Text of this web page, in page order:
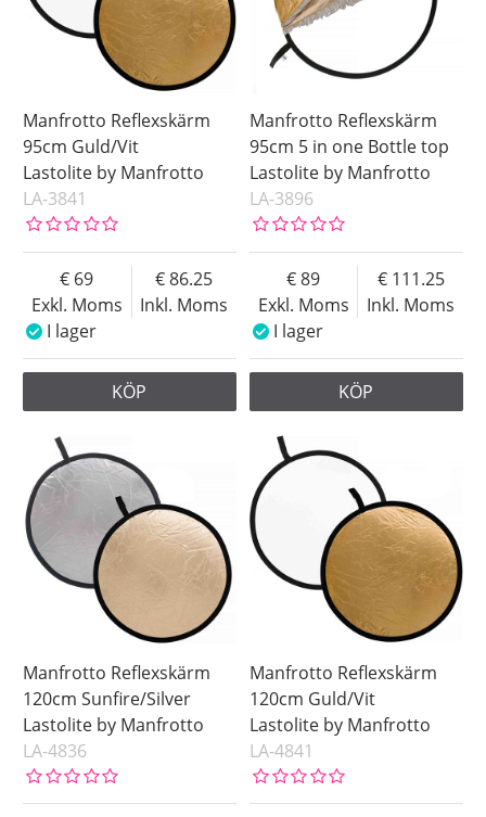
Manfrotto Reflexskärm
95cm Guld/Vit
Lastolite by Manfrotto
LA-3841
Exkl. Moms
69
Inkl. Moms
86.25
I lager
KÖP
Manfrotto Reflexskärm
95cm 5 in one Bottle top
Lastolite by Manfrotto
LA-3896
Exkl. Moms
89
Inkl. Moms
111.25
I lager
KÖP
Manfrotto Reflexskärm
120cm Sunfire/Silver
Lastolite by Manfrotto
LA-4836
Manfrotto Reflexskärm
120cm Guld/Vit
Lastolite by Manfrotto
LA-4841